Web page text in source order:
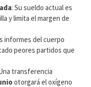
: Su sueldo actual es
y limita el margen de
informes del cuerpo
peores partidos que
transferencia
otorgará el oxígeno